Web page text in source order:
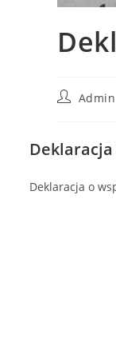
Admin
Deklaracja
Deklaracja o